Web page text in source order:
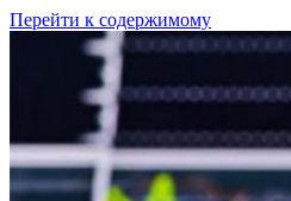
Перейти к содержимому